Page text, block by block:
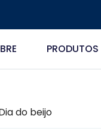
PRODUTOS
do beijo